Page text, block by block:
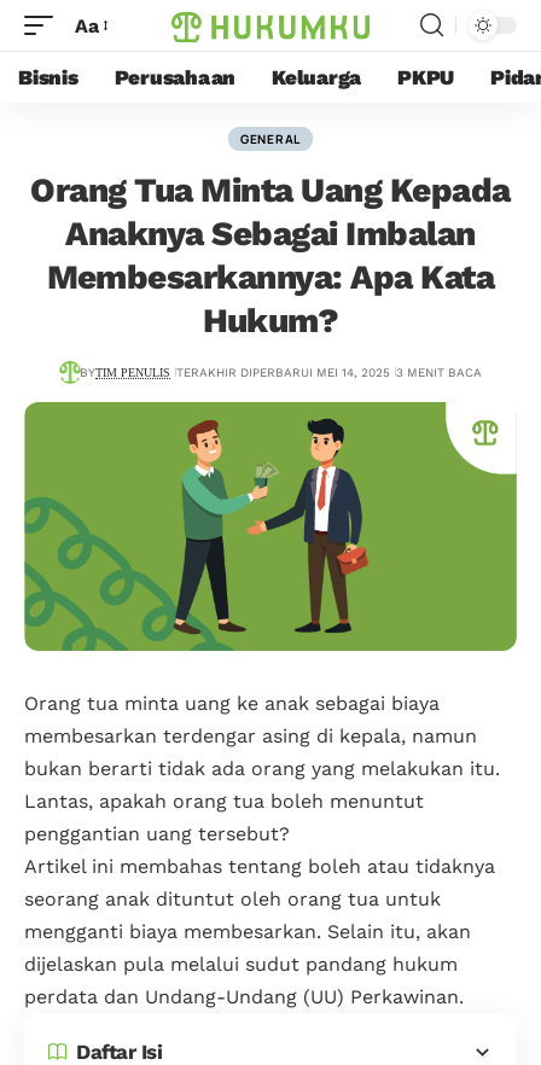
Aa
Bisnis Perusahaan Keluarga PKPU
GENERAL
Orang Tua Minta Uang Kepada
Anaknya Sebagai Imbalan
Membesarkannya: Apa Kata
Hukum?
BYTIM PENULIS TERAKHIR DIPERBARUI MEI 14, 2025 3 MENIT BACA
Orang tua minta uang ke anak sebagai biaya
membesarkan terdengar asing di kepala, namun
bukan berarti tidak ada orang yang melakukan itu.
Lantas, apakah orang tua boleh menuntut
penggantian uang tersebut?
Artikel ini membahas tentang boleh atau tidaknya
seorang anak dituntut oleh orang tua untuk
mengganti biaya membesarkan. Selain itu, akan
dijelaskan pula melalui sudut pandang hukum
perdata dan Undang-Undang (UU) Perkawinan.
Daftar Isi